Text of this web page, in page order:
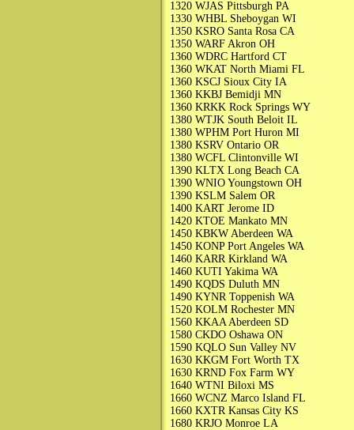
1320 WJAS Pittsburgh PA
1330 WHBL Sheboygan WI
1350 KSRO Santa Rosa CA
1350 WARF Akron OH
1360 WDRC Hartford CT
1360 WKAT North Miami FL
1360 KSCJ Sioux City IA
1360 KKBJ Bemidji MN
1360 KRKK Rock Springs WY
1380 WTJK South Beloit IL
1380 WPHM Port Huron MI
1380 KSRV Ontario OR
1380 WCFL Clintonville WI
1390 KLTX Long Beach CA
1390 WNIO Youngstown OH
1390 KSLM Salem OR
1400 KART Jerome ID
1420 KTOE Mankato MN
1450 KBKW Aberdeen WA
1450 KONP Port Angeles WA
1460 KARR Kirkland WA
1460 KUTI Yakima WA
1490 KQDS Duluth MN
1490 KYNR Toppenish WA
1520 KOLM Rochester MN
1560 KKAA Aberdeen SD
1580 CKDO Oshawa ON
1590 KQLO Sun Valley NV
1630 KKGM Fort Worth TX
1630 KRND Fox Farm WY
1640 WTNI Biloxi MS
1660 WCNZ Marco Island FL
1660 KXTR Kansas City KS
1680 KRJO Monroe LA